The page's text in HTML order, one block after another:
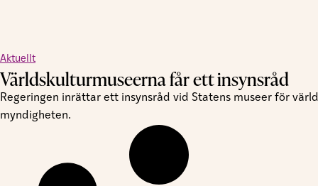
Aktuellt
Världskulturmuseerna får ett insynsråd
Regeringen inrättar ett insynsråd vid Statens museer för
myndigheten.